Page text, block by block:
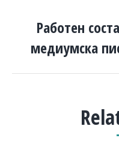
Работен
медиумска